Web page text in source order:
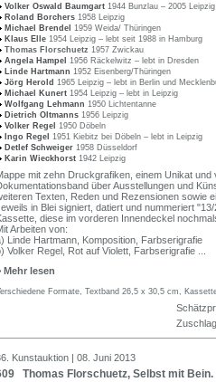
Volker Oswald Baumgart 1944 Bunzlau – 2005 Leipzig
Roland Borchers 1958 Leipzig
Michael Brendel 1959 Weida/ Thüringen
Klaus Elle 1954 Leipzig – lebt seit 1988 in Hamburg
Thomas Florschuetz 1957 Zwickau
Angela Hampel 1956 Räckelwitz – lebt in Dresden
Linde Hartmann 1952 Eisenberg/Thüringen
Jörg Herold 1965 Leipzig – lebt in Berlin und
Michael Kunert 1954 Leipzig – lebt in Leipzig
Wolfgang Lehmann 1950 Lichtentanne
Dietrich Oltmanns 1956 Leipzig
Volker Regel 1950 Döbeln
Ingo Regel 1951 Kiebitz bei Döbeln – lebt in Leipzig
Detlef Schweiger 1958 Düsseldorf
Karin Wieckhorst 1942 Leipzig
mit zehn Druckgrafiken, einem Unikat und
über Ausstellungen und
Texten, Reden und Rezensionen sowie
in Blei signiert, datiert und nummeriert
diese im vorderen Innendeckel
Arbeiten von:
Linde Hartmann, Komposition, Farbserigrafie
Volker Regel, Rot auf Violett, Farbserigrafie
Mehr lesen
Formate, Textband 26,5 x 30,5 cm,
Zuschlag
Kunstauktion | 08. Juni 2013
Thomas Florschuetz, Selbst mit Bein.